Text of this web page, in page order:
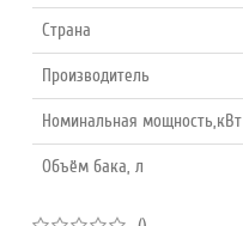
Страна
Производитель
Номинальная мощность,кВт
Объём бака, л